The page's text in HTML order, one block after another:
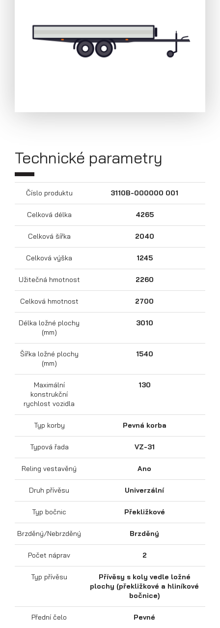
Přepravníky motocyklů
Sklápěcí přívěsy
Technické parametry
Číslo produktu 3110B-000000 001
Celková délka 4265
Celková šířka 2040
Celková výška 1245
Užitečná hmotnost 2260
Celková hmotnost 2700
Délka ložné plochy
(mm)
3010
Šířka ložné plochy
(mm)
1540
Maximální
konstrukční
rychlost vozidla
130
Typ korby Pevná korba
Typová řada VZ-31
Reling vestavěný Ano
Druh přívěsu Univerzální
Typ bočnic Překližkové
Brzděný/Nebrzděný Brzděný
Počet náprav 2
Typ přívěsu
Přívěsy s koly vedle ložné
plochy (překližkové a hliníkové
bočnice)
Přední čelo Pevné